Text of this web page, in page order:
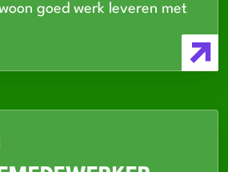
goed werk leveren met